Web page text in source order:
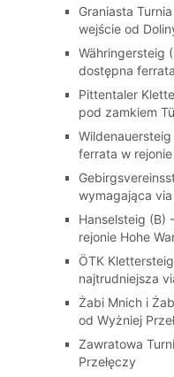
Graniasta
wejście od
Währingersteig
dostępna
Pittentaler
pod zamkiem
ferrata w
wymagająca
Hanselsteig (B)
rejonie Hohe
ÖTK
najtrudniejsza
Żabi Mnich i
od Wyżniej
Zawratowa
Przełęczy